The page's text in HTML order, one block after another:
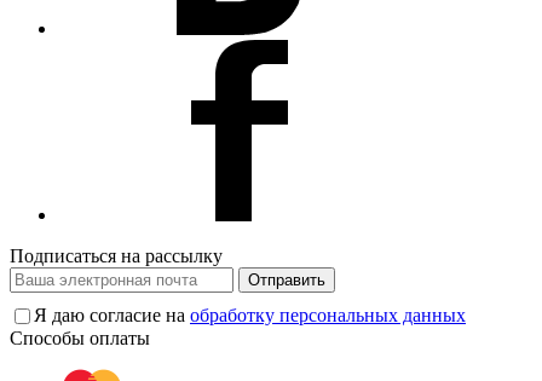
Подписаться на рассылку
Отправить
Я даю согласие на обработку персональных данных
Способы оплаты